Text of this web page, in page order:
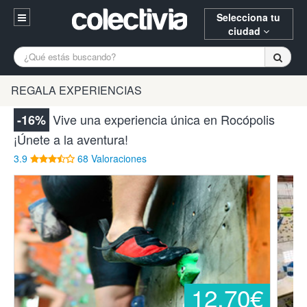
Selecciona tu
ciudad
Entrar
94 652 38 15 (L-V 10:30-15:00)
A Coruña Alicante
Bilbao Burgos Donostia
Gijón Huesca
Madrid
Pamplona Santander Tarragona
Valencia Vitoria Zaragoza
REGALA EXPERIENCIAS
-16% Vive una experiencia única en Rocópolis
¡Únete a la aventura!
3.9 68 Valoraciones
12,70€